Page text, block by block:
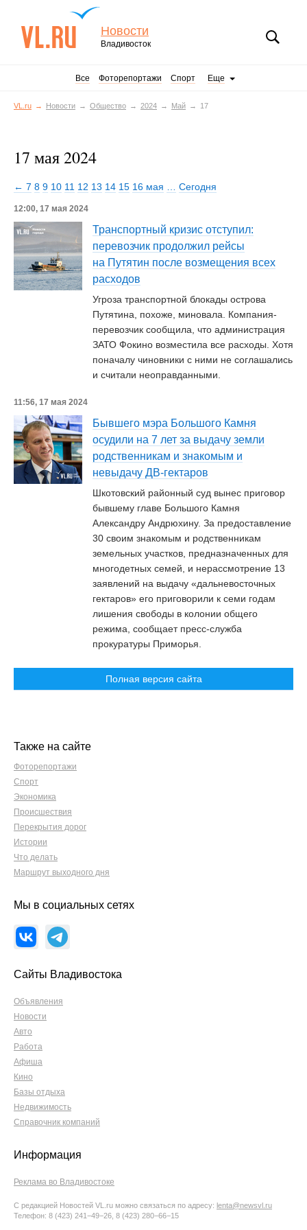
Новости
Владивосток
Все Фоторепортажи Спорт Еще
VL.ru Новости Общество 2024 Май 17
17 мая 2024
← 7 8 9 10 11 12 13 14 15 16 мая Сегодня
12:00, 17 мая 2024
Транспортный кризис отступил:
перевозчик продолжил рейсы
на Путятин после возмещения всех
расходов
Угроза транспортной блокады острова
Путятина, похоже, миновала. Компания-
перевозчик сообщила, что администрация
ЗАТО Фокино возместила все расходы. Хотя
поначалу чиновники с ними не соглашались
и считали неоправданными.
11:56, 17 мая 2024
Бывшего мэра Большого Камня
осудили на 7 лет за выдачу земли
родственникам и знакомым и
невыдачу ДВ-гектаров
Шкотовский районный суд вынес приговор
бывшему главе Большого Камня
Александру Андрюхину. За предоставление
30 своим знакомым и родственникам
земельных участков, предназначенных для
многодетных семей, и нерассмотрение 13
заявлений на выдачу «дальневосточных
гектаров» его приговорили к семи годам
лишения свободы в колонии общего
режима, сообщает пресс-служба
прокуратуры Приморья.
Полная версия сайта
Также на сайте
Фоторепортажи
Спорт
Экономика
Происшествия
Перекрытия дорог
Истории
Что делать
Маршрут выходного дня
Мы в социальных сетях
Сайты Владивостока
Объявления
Новости
Авто
Работа
Афиша
Кино
Базы отдыха
Недвижимость
Справочник компаний
Информация
Реклама во Владивостоке
С редакцией Новостей VL.ru можно связаться по адресу: lenta@newsvl.ru
Телефон: 8 (423) 241−49−26, 8 (423) 280−66−15